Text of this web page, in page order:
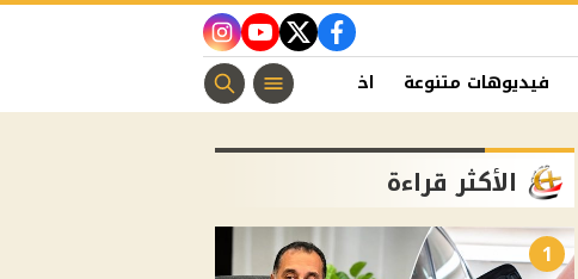
facebook
twitter
youtube
instagram
فيديوهات متنوعة اخبار الفن منوعات مسيحية
الأكثر قراءة
1